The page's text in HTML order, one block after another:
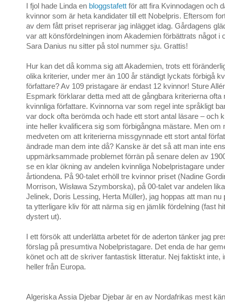
I fjol hade Linda en bloggstafett för att fira Kvinnodagen och
kvinnor som är heta kandidater till ett Nobelpris. Eftersom
av dem fått priset repriserar jag inlägget idag. Gårdagens
var att könsfördelningen inom Akademien förbättrats något i
Sara Danius nu sitter på stol nummer sju. Grattis!
Hur kan det då komma sig att Akademien, trots ett
olika kriterier, under mer än 100 år ständigt lyckats förbigå
författare? Av 109 pristagare är endast 12 kvinnor! Sture
Espmark förklarar detta med att de gångbara kriterierna ofta
kvinnliga författare. Kvinnorna var som regel inte språkligt
var dock ofta berömda och hade ett stort antal läsare – och
inte heller kvalificera sig som förbigångna mästare. Men om
medveten om att kriterierna missgynnade ett stort antal
ändrade man dem inte då? Kanske är det så att man inte ens
uppmärksammade problemet förrän på senare delen av
se en klar ökning av andelen kvinnliga Nobelpristagare
årtiondena. På 90-talet erhöll tre kvinnor priset (Nadine
Morrison, Wisława Szymborska), på 00-talet var andelen
Jelinek, Doris Lessing, Herta Müller), jag hoppas att man nu
ta ytterligare kliv för att närma sig en jämlik fördelning (fast
dystert ut).
I ett försök att underlätta arbetet för de aderton tänker jag
förslag på presumtiva Nobelpristagare. Det enda de har
könet och att de skriver fantastisk litteratur. Nej faktiskt inte,
heller från Europa.
Algeriska Assia Djebar Djebar är en av Nordafrikas mest